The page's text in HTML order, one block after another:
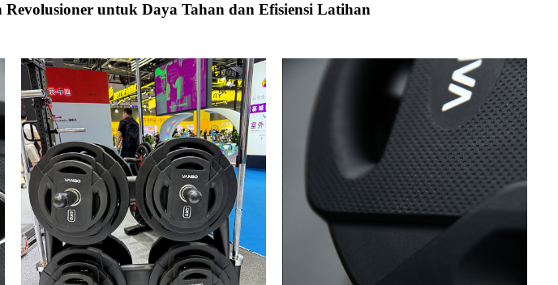
untuk Daya Tahan dan Efisiensi Latihan